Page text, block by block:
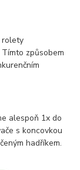
rolety
způsobem
alespoň 1x do
s koncovkou
hadříkem.